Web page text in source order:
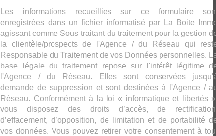
Les informations recueillies sur ce formulaire
enregistrées dans un fichier informatisé par La Boite
agissant comme Sous-traitant du traitement pour la gestion
la clientèle/prospects de l'Agence / du Réseau qui
Responsable du Traitement de vos Données personnelles.
base légale du traitement repose sur l'intérêt légitime
l'Agence / du Réseau. Elles sont conservées
demande de suppression et sont destinées à l'Agence /
Réseau. Conformément à la loi « informatique et libertés
vous disposez des droits d’accès, de
d’effacement, d’opposition, de limitation et de portabilité
vos données. Vous pouvez retirer votre consentement à